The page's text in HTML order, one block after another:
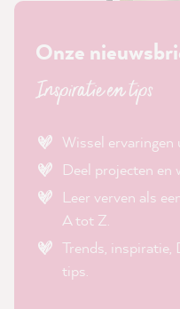
Onze
Inspiratie en tips
Wissel
Deel projecten en
Leer verven als
A tot Z.
Trends, inspiratie,
tips.